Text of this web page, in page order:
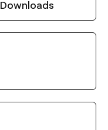
Downloads